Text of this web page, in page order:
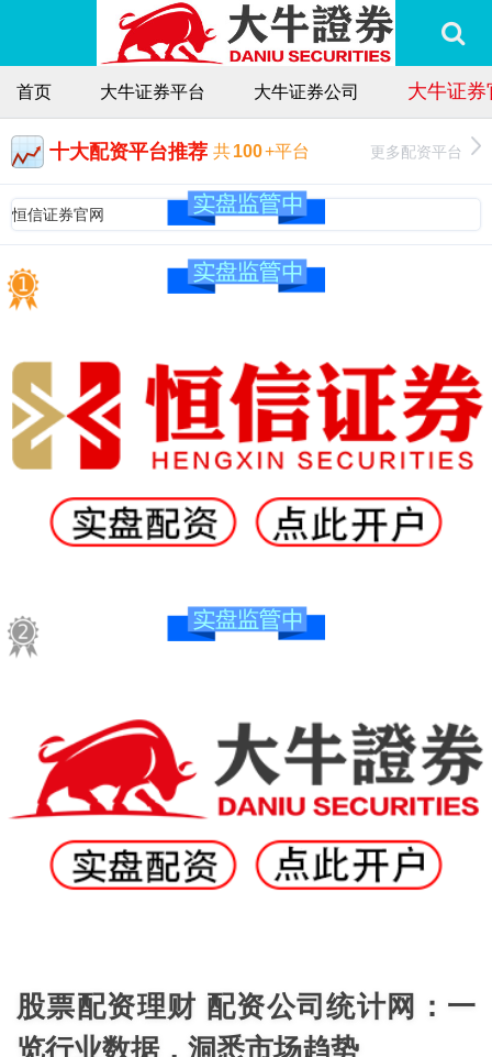
首页 大牛证券平台 大牛证券公司 大牛证
十大配资平台推荐 共100+平台 更多配资平台
恒信证券官网
股票配资理财 配资公司统计网：一
览行业数据，洞悉市场趋势